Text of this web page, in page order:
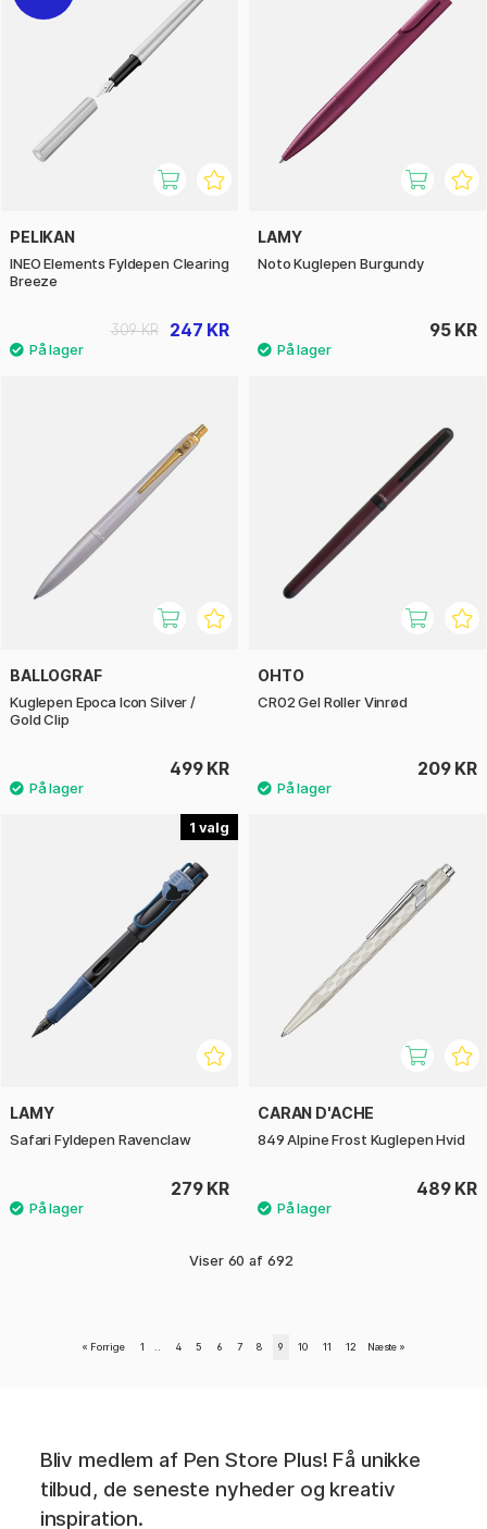
PELIKAN
INEO Elements Fyldepen Clearing
Breeze
247 KR
309 KR
LAMY
Noto Kuglepen Burgundy
95 KR
BALLOGRAF
Kuglepen Epoca Icon Silver /
Gold Clip
499 KR
OHTO
CR02 Gel Roller Vinrød
209 KR
1
LAMY
Safari Fyldepen Ravenclaw
279 KR
CARAN D'ACHE
849 Alpine Frost Kuglepen Hvid
489 KR
Viser 60 af 692
« Forrige 1 4 5 6 7 8 9 10 11 12 Næste »
Bliv medlem af Pen Store Plus! Få unikke
tilbud, de seneste nyheder og kreativ
inspiration.